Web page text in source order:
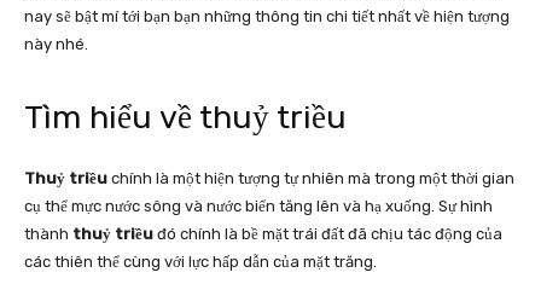
nay sẽ bật mí tới bạn bạn những thông tin chi tiết nhất về hiện tượng
này nhé.
Tìm hiểu về thuỷ triều
Thuỷ triều chính là một hiện tượng tự nhiên mà trong một thời gian
cụ thể mực nước sông và nước biển tăng lên và hạ xuống. Sự hình
thành thuỷ triều đó chính là bề mặt trái đất đã chịu tác động của
các thiên thể cùng với lực hấp dẫn của mặt trăng.